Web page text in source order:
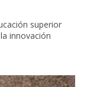
superior
innovación